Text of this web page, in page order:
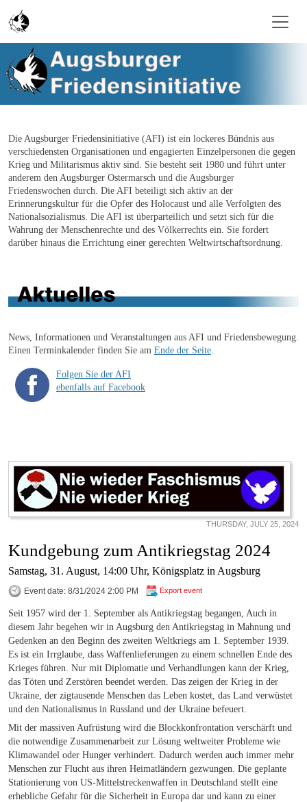
Skip to main content
Die Augsburger Friedensinitiative (AFI) ist ein lockeres Bündnis aus
verschiedensten Organisationen und engagierten Einzelpersonen die gegen
Krieg und Militarismus aktiv sind. Sie besteht seit 1980 und führt unter
anderem den Augsburger Ostermarsch und die Augsburger
Friedenswochen durch. Die AFI beteiligt sich aktiv an der
Erinnerungskultur für die Opfer des Holocaust und alle Verfolgten des
Nationalsozialismus. Die AFI ist überparteilich und setzt sich für die
Wahrung der Menschenrechte und des Völkerrechts ein. Sie fordert
darüber hinaus die Errichtung einer gerechten Weltwirtschaftsordnung.
News, Informationen und Veranstaltungen aus AFI und Friedensbewegung.
Einen Terminkalender finden Sie am Ende der Seite
Folgen Sie der AFI
ebenfalls auf Facebook
THURSDAY, JULY 25, 2024
Kundgebung zum Antikriegstag 2024
Samstag, 31. August, 14:00 Uhr, Königsplatz in Augsburg
Event date: 8/31/2024 2:00 PM Export event
Seit 1957 wird der 1. September als Antikriegstag begangen, Auch in
diesem Jahr begehen wir in Augsburg den Antikriegstag in Mahnung und
Gedenken an den Beginn des zweiten Weltkriegs am 1. September 1939.
Es ist ein Irrglaube, dass Waffenlieferungen zu einem schnellen Ende des
Krieges führen. Nur mit Diplomatie und Verhandlungen kann der Krieg,
das Töten und Zerstören beendet werden. Das zeigen der Krieg in der
Ukraine, der zigtausende Menschen das Leben kostet, das Land verwüstet
und den Nationalismus in Russland und der Ukraine befeuert.
Mit der massiven Aufrüstung wird die Blockkonfrontation verschärft und
die notwendige Zusammenarbeit zur Lösung weltweiter Probleme wie
Klimawandel oder Hunger verhindert. Dadurch werden auch immer mehr
Menschen zur Flucht aus ihren Heimatländern gezwungen. Die geplante
Stationierung von US-Mittelstreckenwaffen in Deutschland stellt eine
erhebliche Gefahr für die Sicherheit in Europa dar und kann zu einer